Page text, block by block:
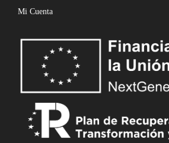
Mi Cuenta